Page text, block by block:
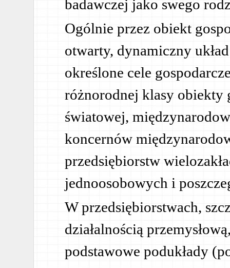
badawczej jako swego
Ogólnie przez obiekt
otwarty, dynamiczny
określone cele
różnorodnej klasy obiekty
światowej,
koncernów
przedsiębiorstw
jednoosobowych i
W przedsiębiorstwach,
działalnością
podstawowe podukłady